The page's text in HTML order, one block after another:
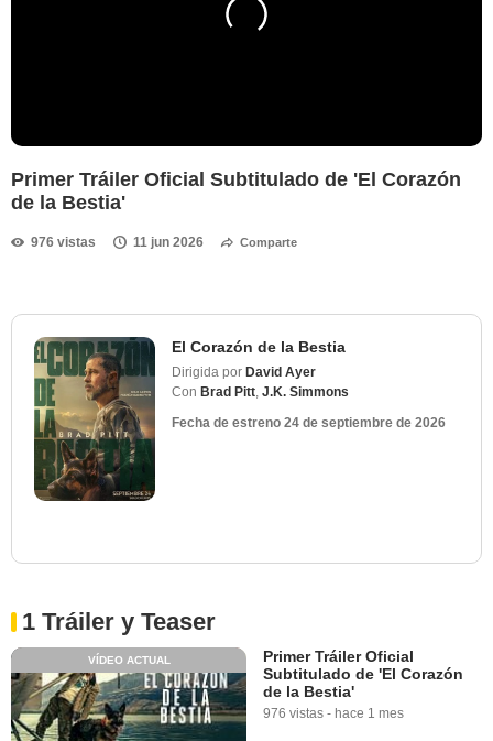
Primer Tráiler Oficial Subtitulado de 'El Corazón
de la Bestia'
976 vistas 11 jun 2026 Comparte
El Corazón de la Bestia
Dirigida por David Ayer
Con Brad Pitt J.K. Simmons
Fecha de estreno 24 de septiembre de 2026
1 Tráiler y Teaser
VÍDEO ACTUAL
Primer Tráiler Oficial
Subtitulado de 'El Corazón
de la Bestia'
976 vistas - hace 1 mes